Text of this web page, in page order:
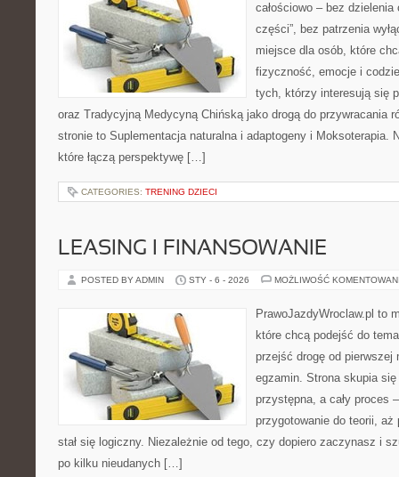
całościowo – bez dzielenia
części”, bez patrzenia
miejsce dla osób, które
fizyczność, emocje i
tych, którzy interesują się
oraz Tradycyjną Medycyną Chińską jako drogą do przywracania
stronie to Suplementacja naturalna i adaptogeny i Moksoterapia.
które łączą perspektywę […]
CATEGORIES: TRENING DZIECI
LEASING I FINANSOWANIE
POSTED BY ADMIN STY - 6 - 2026 MOŻLIWOŚĆ
PrawoJazdyWroclaw.pl to
które chcą podejść do
przejść drogę od
egzamin. Strona skupia
przystępna, a cały proces
przygotowanie do teorii,
stał się logiczny. Niezależnie od tego, czy dopiero zaczynasz i
po kilku nieudanych […]